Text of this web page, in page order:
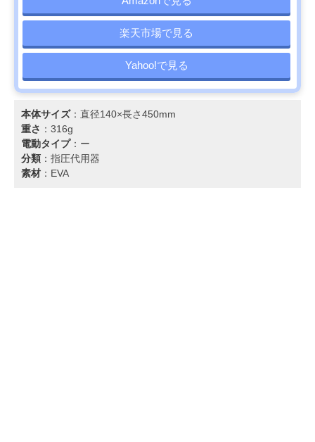
楽天市場で見る
Yahoo!で見る
本体サイズ：直径140×長さ450mm
重さ ：316g
電動タイプ：ー
分類 ：指圧代用器
素材 ：EVA